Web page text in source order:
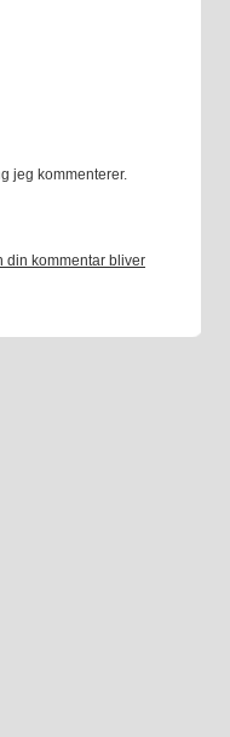
jeg kommenterer.
din kommentar bliver